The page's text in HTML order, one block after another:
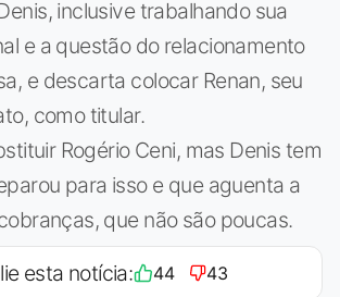
inclusive trabalhando sua
e a questão do relacionamento
e descarta colocar Renan, seu
como titular.
Rogério Ceni, mas Denis tem
para isso e que aguenta a
que não são poucas.
esta notícia: 44 43